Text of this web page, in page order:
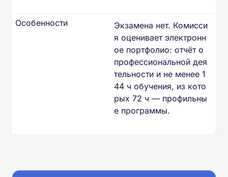
Экзамена нет. Комисси
я оценивает электронн
ое портфолио: отчёт о
профессиональной дея
тельности и не менее 1
44 ч обучения, из кото
рых 72 ч — профильны
е программы.
Особенности